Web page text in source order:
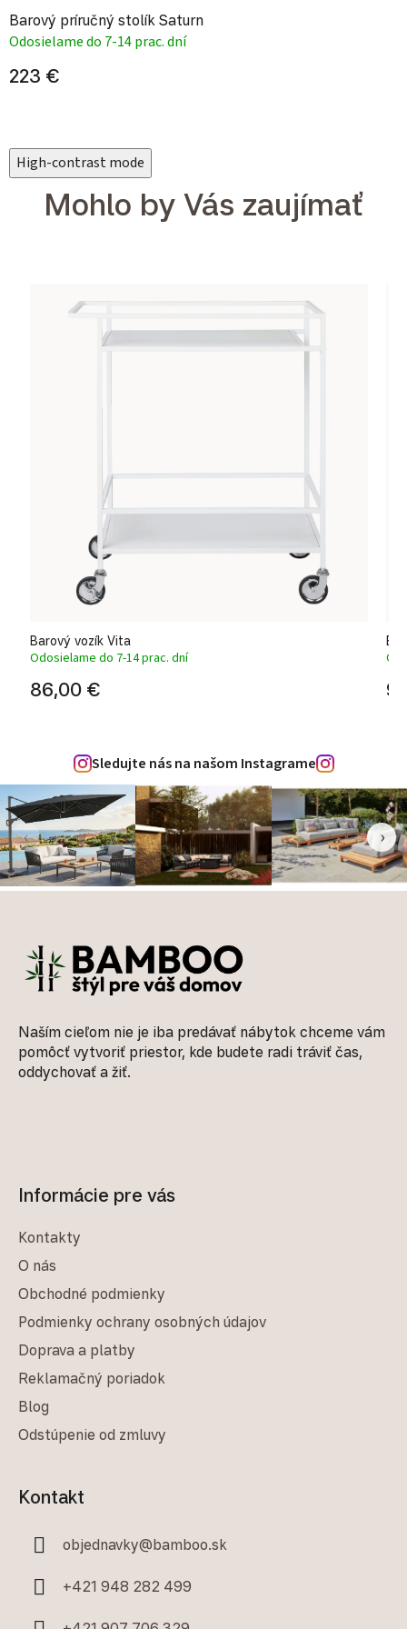
Barový príručný stolík Saturn
Odosielame do 7-14 prac. dní
223 €
High-contrast mode
Mohlo by Vás zaujímať
Barový vozík Vita
Odosielame do 7-14 prac. dní
86,00 €
Sledujte nás na našom Instagrame
‹ ›
Naším cieľom nie je iba predávať nábytok chceme vám
pomôcť vytvoriť priestor, kde budete radi tráviť čas,
oddychovať a žiť.
Informácie pre vás
Kontakty
O nás
Obchodné podmienky
Podmienky ochrany osobných údajov
Doprava a platby
Reklamačný poriadok
Blog
Odstúpenie od zmluvy
Kontakt
objednavky@bamboo.sk
+421 948 282 499